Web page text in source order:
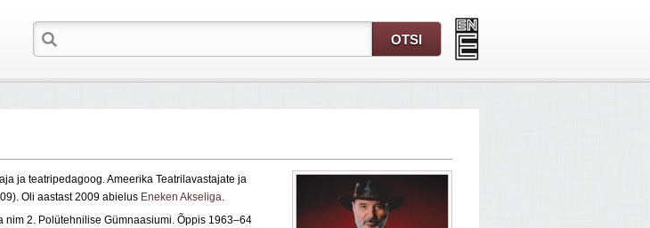
ja teatripedagoog. Ameerika Teatrilavastajate ja
Oli aastast 2009 abielus Eneken Akseliga.
2. Polütehnilise Gümnaasiumi. Õppis 1963–64